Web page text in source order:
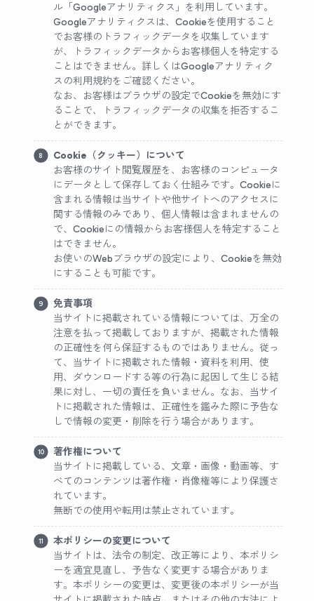
ル「Googleアナリティクス」を利用しています。
Googleアナリティクスは、Cookieを使用すること
でお客様のトラフィックデータを収集しています
が、トラフィックデータからお客様個人を特定する
ことはできません。詳しくはGoogleアナリティク
スの利用規約をご確認ください。
なお、お客様はブラウザの設定でCookieを無効にす
ることで、トラフィックデータの収集を拒否するこ
とができます。
Cookie（クッキー）について
お客様のサイト閲覧履歴を、お客様のコンピュータ
にデータとして保存しておく仕組みです。Cookieに
含まれる情報は当サイトや他サイトへのアクセスに
関する情報のみであり、個人情報は含まれませんの
で、Cookieにの情報からお客様個人を特定すること
はできません。
お使いのWebブラウザの設定により、Cookieを無効
にすることも可能です。
免責事項
当サイトに掲載されている情報については、万全の
注意を払って掲載しておりますが、掲載された情報
の正確性を何ら保証するものではありません。従っ
て、当サイトに掲載された情報・資料を利用、使
用、ダウンロードする等の行為に起因して生じる結
果に対し、一切の責任を負いません。なお、当サイ
トに掲載された情報は、正確性を鑑みた際に予告な
しで情報の変更・削除を行う場合があります。
著作権について
当サイトに掲載している、文章・画像・動画等、す
べてのコンテンツは著作権・肖像権等により保護さ
れています。
無断での使用や転用は禁止されています。
本ポリシーの変更について
当サイトは、法令の制定、改正等により、本ポリシ
ーを適宜見直し、予告なく変更する場合がありま
す。本ポリシーの変更は、変更後の本ポリシーが当